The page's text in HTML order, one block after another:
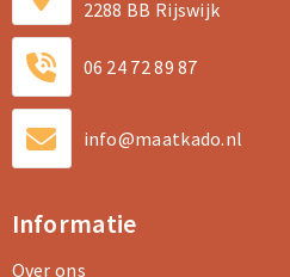
2288 BB Rijswijk
06 24 72 89 87
info@maatkado.nl
Informatie
Over ons